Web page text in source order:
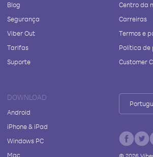
Blog
Segurança
Viber Out
Tarifas
Suporte
Centro da
Carreiras
Termos e
Política de
Customer
DOWNLOAD
Android
iPhone & iPad
Windows PC
Mac